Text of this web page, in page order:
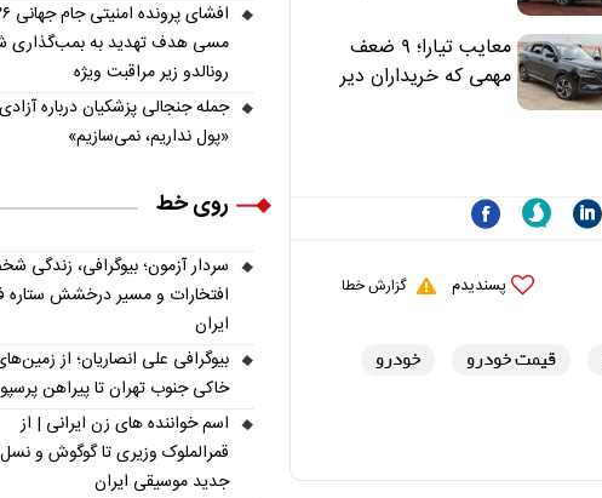
معایب تیارا؛ ۹ ضعف
مهمی که خریداران دیر
پسندیدم گزارش خطا
قیمت خودرو
خودرو
مسی هدف تهدید به بمب‌گذاری
رونالدو زیر مراقبت ویژه
جمله جنجالی پزشکیان درباره
«پول نداریم، نمی‌سازیم»
روی خط
سردار آزمون؛ بیوگرافی، زندگی
افتخارات و مسیر درخشش ستاره
ایران
بیوگرافی علی انصاریان؛ از
خاکی جنوب تهران تا پیراهن
اسم خواننده های زن ایرانی | از
قمرالملوک وزیری تا گوگوش و نسل
جدید موسیقی ایران